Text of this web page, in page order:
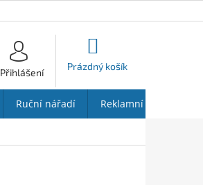
Přihlášení
Prázdný košík
Ruční nářadí Reklamní předměty